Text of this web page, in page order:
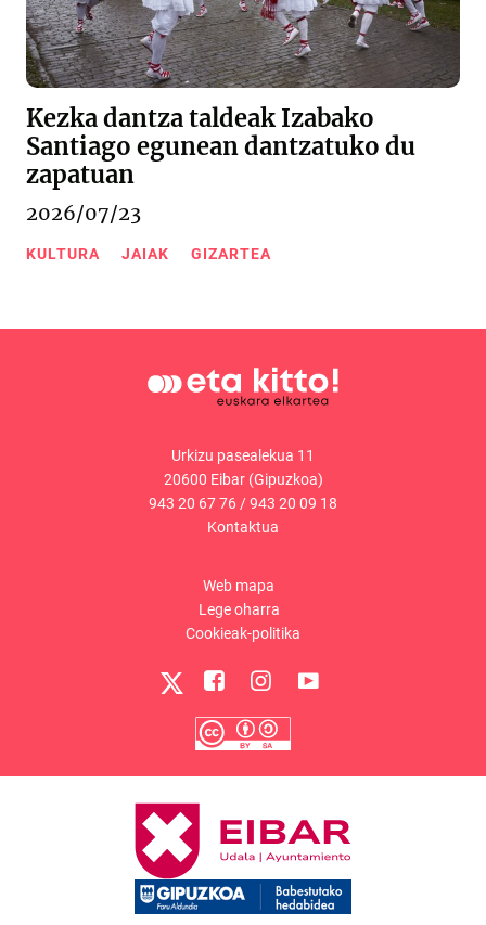
Kezka dantza taldeak Izabako
Santiago egunean dantzatuko du
zapatuan
2026/07/23
KULTURA JAIAK GIZARTEA
Urkizu pasealekua 11
20600 Eibar (Gipuzkoa)
943 20 67 76/943 20 09 18
Kontaktua
Web mapa
Lege oharra
Cookieak-politika